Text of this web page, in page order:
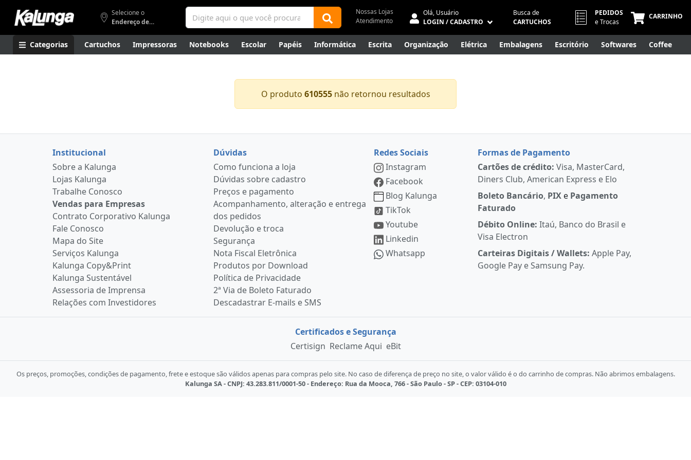
Selecione o
Endereço de entrega
Nossas Lojas
Atendimento
Olá, Usuário
LOGIN / CADASTRO
Busca de
CARTUCHOS
PEDIDOS
e Trocas
CARRINHO
Categorias Cartuchos Impressoras Notebooks Escolar Papéis Informática Escrita Organização Elétrica Embalagens Escritório Softwares Coffee
O produto 610555não retornou resultados
Institucional
Sobre a Kalunga
Lojas Kalunga
Trabalhe Conosco
Vendas para Empresas
Contrato Corporativo Kalunga
Fale Conosco
Mapa do Site
Serviços Kalunga
Kalunga Copy&Print
Kalunga Sustentável
Assessoria de Imprensa
Relações com Investidores
Dúvidas
Como funciona a loja
Dúvidas sobre cadastro
Preços e pagamento
Acompanhamento, alteração e entrega
dos pedidos
Devolução e troca
Segurança
Nota Fiscal Eletrônica
Produtos por Download
Política de Privacidade
2ª Via de Boleto Faturado
Descadastrar E-mails e SMS
Redes Sociais
Instagram
Facebook
Blog Kalunga
TikTok
Youtube
Linkedin
Whatsapp
Formas de Pagamento
Cartões de crédito: Visa, MasterCard,
Diners Club, American Express e Elo
Boleto Bancário, PIX e Pagamento
Faturado
Débito Online: Itaú, Banco do Brasil e
Visa Electron
Carteiras Digitais / Wallets:Apple Pay,
Google Pay e Samsung Pay.
Certificados e Segurança
Certisign Reclame Aqui eBit
Os preços, promoções, condições de pagamento, frete e estoque são válidos apenas para compras pelo site. No caso de diferença de preço no site, o valor válido é o do carrinho de compras. Não abrimos embalagens.
Kalunga SA - CNPJ: 43.283.811/0001-50 - Endereço: Rua da Mooca, 766 - São Paulo - SP - CEP: 03104-010